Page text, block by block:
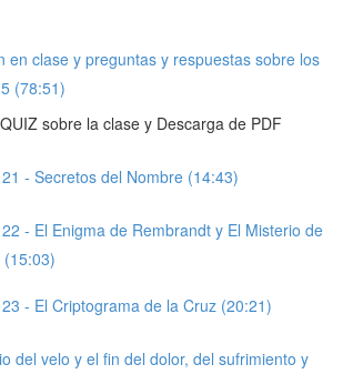
en clase y preguntas y respuestas sobre los
(78:51)
sobre la clase y Descarga de PDF
- Secretos del Nombre (14:43)
- El Enigma de Rembrandt y El Misterio de
(15:03)
- El Criptograma de la Cruz (20:21)
del velo y el fin del dolor, del sufrimiento y